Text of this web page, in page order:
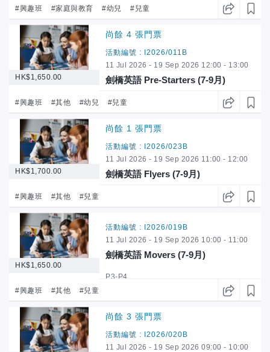
K1-K2
#興趣班 #家庭與教育 #幼兒 #兒童
HK$1,650.00
尚餘 4 張門票
活動編號 : I2026/011B
11 Jul 2026 - 19 Sep 2026 12:00 - 13:00
劍橋英語 Pre-Starters (7-9月)
K2-K3
#興趣班 #其他 #幼兒 #兒童
HK$1,700.00
尚餘 1 張門票
活動編號 : I2026/023B
11 Jul 2026 - 19 Sep 2026 11:00 - 12:00
劍橋英語 Flyers (7-9月)
#興趣班 #其他 #兒童
HK$1,650.00
活動編號 : I2026/019B
11 Jul 2026 - 19 Sep 2026 10:00 - 11:00
劍橋英語 Movers (7-9月)
P3-P4
#興趣班
#其他 #兒童
尚餘 3 張門票
活動編號 : I2026/020B
11 Jul 2026 - 19 Sep 2026 09:00 - 10:00